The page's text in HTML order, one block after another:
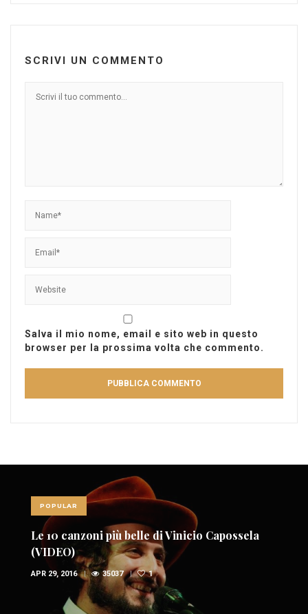
SCRIVI UN COMMENTO
Salva il mio nome, email e sito web in questo
browser per la prossima volta che commento.
POPULAR
Le 10 canzoni più belle di Vinicio Capossela
(VIDEO)
APR 29, 2016 35037 1